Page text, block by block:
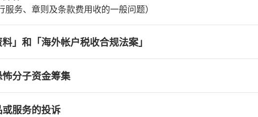
服务、章则及条款费用收的一般问题）
料」和「海外帐户税收合规法案」
分子资金筹集
服务的投诉